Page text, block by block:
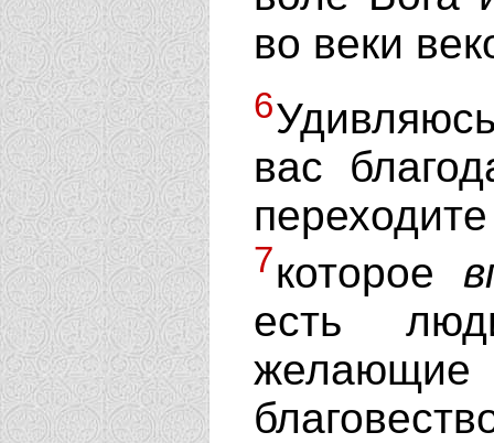
во веки
6
вас
7которое
есть